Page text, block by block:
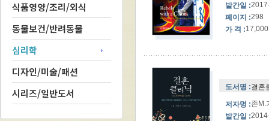
식품영양/조리/외식
동물보건/반려동물
심리학
디자인/미술/패션
시리즈/일반도서
발간일 :
페이지 :298
가 격 :17,000
도서명 :결혼
저자명 :존M.
발간일 :